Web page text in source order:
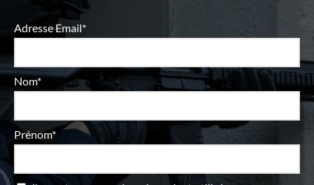
Adresse Email*
Nom*
Prénom*